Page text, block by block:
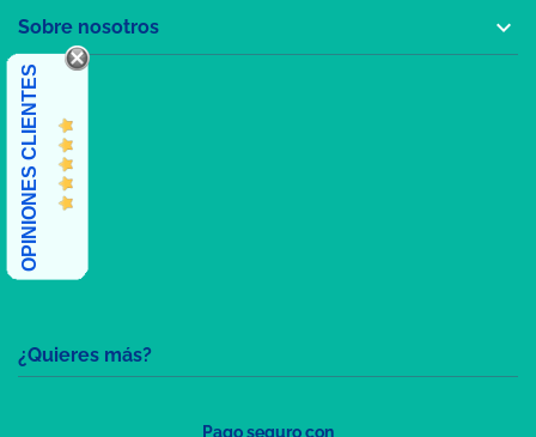
¿Quieres más?
Sobre nosotros 
OPINIONES CLIENTES
Pago seguro con